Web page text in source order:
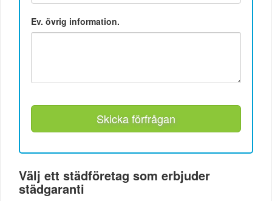
Ev. övrig information.
Skicka förfrågan
Välj ett städföretag som erbjuder
städgaranti